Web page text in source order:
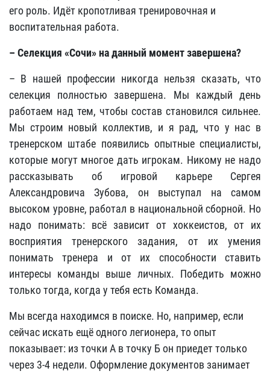
его роль. Идёт кропотливая тренировочная и
воспитательная работа.
– Селекция «Сочи» на данный момент завершена?
– В нашей профессии никогда нельзя сказать, что
селекция полностью завершена. Мы каждый день
работаем над тем, чтобы состав становился сильнее.
Мы строим новый коллектив, и я рад, что у нас в
тренерском штабе появились опытные специалисты,
которые могут многое дать игрокам. Никому не надо
рассказывать об игровой карьере Сергея
Александровича Зубова, он выступал на самом
высоком уровне, работал в национальной сборной. Но
надо понимать: всё зависит от хоккеистов, от их
восприятия тренерского задания, от их умения
понимать тренера и от их способности ставить
интересы команды выше личных. Победить можно
только тогда, когда у тебя есть Команда.
Мы всегда находимся в поиске. Но, например, если
сейчас искать ещё одного легионера, то опыт
показывает: из точки А в точку Б он приедет только
через 3-4 недели. Оформление документов занимает